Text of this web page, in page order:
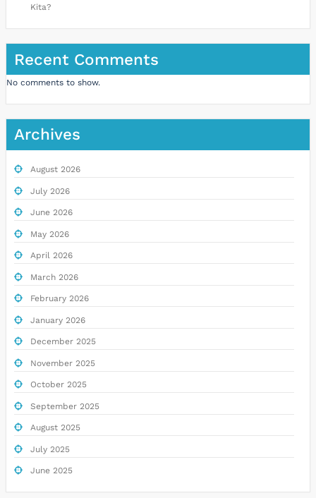
Kita?
Recent Comments
No comments to show.
Archives
August 2026
July 2026
June 2026
May 2026
April 2026
March 2026
February 2026
January 2026
December 2025
November 2025
October 2025
September 2025
August 2025
July 2025
June 2025